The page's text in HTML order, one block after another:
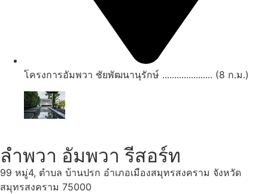
โครงการอัมพวา ชัยพัฒนานุรักษ์ ..................... (8 ก.ม.)
ลำพวา อัมพวา รีสอร์ท
99 หมู่4, ตำบล บ้านปรก อำเภอเมืองสมุทรสงคราม จังหวัด
สมุทรสงคราม 75000